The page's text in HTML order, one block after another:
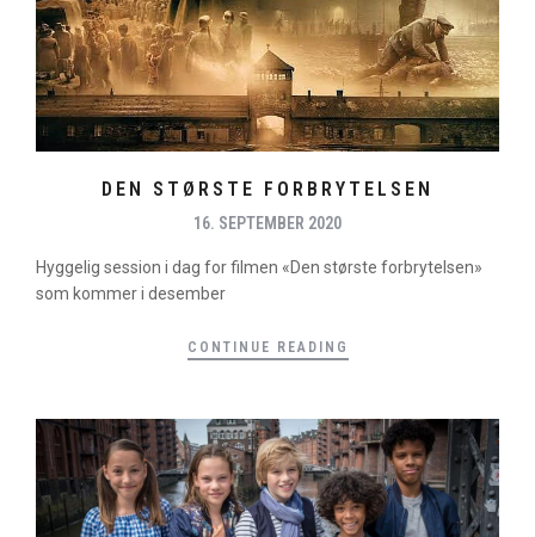
DEN STØRSTE FORBRYTELSEN
16. SEPTEMBER 2020
Hyggelig session i dag for filmen «Den største forbrytelsen»
som kommer i desember
CONTINUE READING